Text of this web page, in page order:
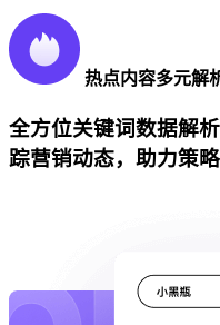
热点内容多元解
全方位关键词数据解
踪营销动态，助力策略